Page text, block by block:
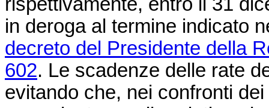
in deroga al termine indicato
decreto del Presidente della
602. Le scadenze delle rate
evitando che, nei confronti